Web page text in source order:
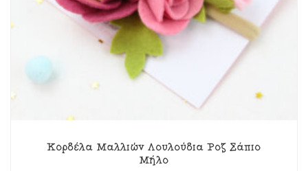
Κορδέλα Μαλλιών Λουλούδια Ροζ Σάπιο
Μήλο